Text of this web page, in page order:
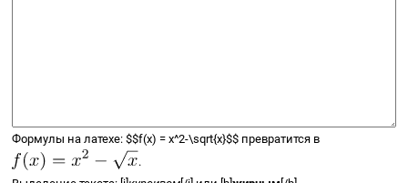
Формулы на латехе:$$f(x) =x^2-\sqrt{x}$$ превратится в
.